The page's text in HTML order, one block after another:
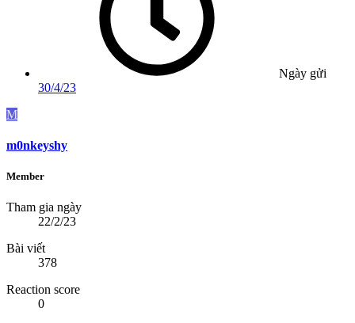
Ngày gửi
30/4/23
M
m0nkeyshy
Member
Tham gia ngày
22/2/23
Bài viết
378
Reaction score
0